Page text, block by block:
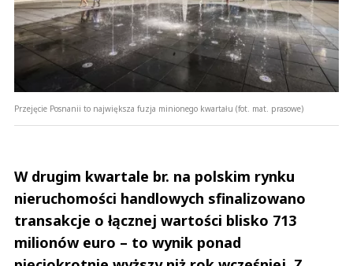
Przejęcie Posnanii to największa fuzja minionego kwartału (fot. mat. prasowe)
W drugim kwartale br. na polskim rynku
nieruchomości handlowych sfinalizowano
transakcje o łącznej wartości blisko 713
milionów euro – to wynik ponad